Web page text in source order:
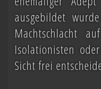
ausgebildet
Machtschlacht
Isolationisten
Sicht frei